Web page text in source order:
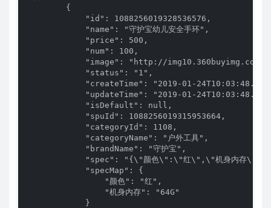
        {
            "id": 1088256019328536576,
            "name": "守护宝幼儿安全手环",
            "price": 500,
            "num": 100,
"image": "http://
            "status": "1",
"createTime": "2019-01-
"updateTime": "2019-01-
            "isDefault": null,
            "spuId": 1088256019315953664,
            "categoryId": 1108,
            "categoryName": "户外工具",
            "brandName": "守护宝",
"spec": "{\"颜色\":\"红\",\"机身内存
            "specMap": {
                "颜色": "红",
                "机身内存": "64G"
            }